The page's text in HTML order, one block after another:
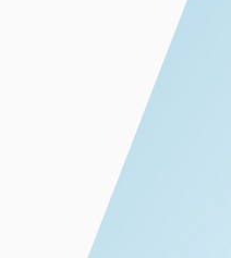
Tech／データ／IT・通信等
ライフサイエンス
通信・メディア・エンター
テインメント
ヨーロッパ
シンガ